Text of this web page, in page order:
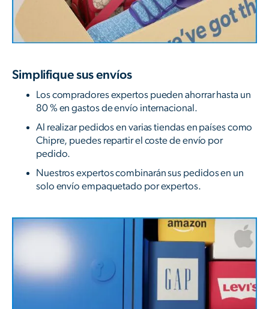
Simplifique sus envíos
Los compradores expertos pueden ahorrar hasta un
80 % en gastos de envío internacional.
Al realizar pedidos en varias tiendas en países como
Chipre, puedes repartir el coste de envío por
pedido.
Nuestros expertos combinarán sus pedidos en un
solo envío empaquetado por expertos.